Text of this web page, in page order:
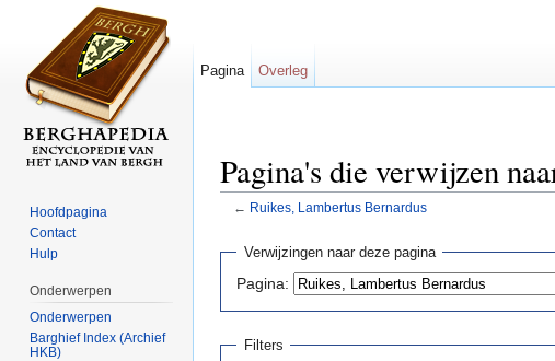
Pagina's die verwijzen
← Ruikes, Lambertus Bernardus
Verwijzingen naar deze pagina
Pagina:
Filters
Pagina Overleg
Hoofdpagina
Contact
Hulp
Onderwerpen
Onderwerpen
Barghief Index (Archief
HKB)